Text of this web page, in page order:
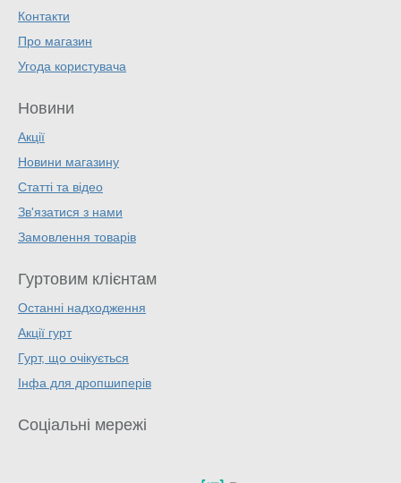
Контакти
Про магазин
Угода користувача
Новини
Акції
Новини магазину
Статті та відео
Зв'язатися з нами
Замовлення товарів
Гуртовим клієнтам
Останні надходження
Акції гурт
Гурт, що очікується
Інфа для дропшиперів
Соціальні мережі